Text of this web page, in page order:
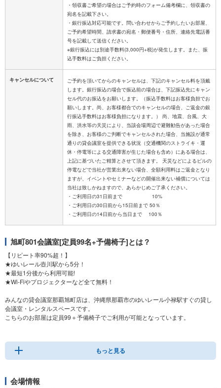
・領収書ご希望の場合はご予約時のフォーム備考欄に、領収書の
宛名を記載下さい。
・銀行振込対応可能です。問い合わせからご予約したいお部屋、
ご予約希望時間、請求書の宛名・郵便番号・住所、連絡先電話番
号を記載して送信ください。
※銀行振込には別途手数料(3,000円+税)が発生します。また、振
キャンセルについて
ご予約を頂いてからのキャンセルは、下記のキャンセル料を頂戴
します。銀行振込の場合で振込前の場合は、下記振込先にキャン
セル代のお振込をお願いします。（振込手数料はお客様負担でお
願いします。尚、お客様都合でのキャンセルの場合、ご返金の銀
行振込手数料はお客様負担になります。） 尚、地震、台風、大
雨、洪水等の天災により、当該会場周辺で避難勧告があった場合
を除き、お客様のご判断でキャンセルされた場合、当施設が通常
通りの貸会議室を提供できる状況（交通機関のストライキ・運
休・停電等による交通障害が生じた場合も含め）にある場合は、
上記に基づいたご精算とさせて頂きます。 天災などによるビルの
停電などで当社が営業出来ない場合、全額利用料はご返金となり
ますが、イベントやセミナーなどの開催出来ない補償については
当社は致しかねますので、あらかじめご了承ください。
・ご利用日の31日前まで 10%
・ご利用日の30日前から15日前まで 50％
旭町801会議室[定員99名+予備椅子]とは？
【リピート率90%超！】
★ゆいレール壺川駅から5分！
★最短1分後から利用可能!
★Wi-Fiやプロジェクターなど全て無料！
みんなの貸会議室那覇旭町店は、沖縄県那覇市のゆいレール小禄駅すぐの貸し
会議室・レンタルスペースです。
こちらのお部屋は定員99＋予備椅子でご利用が可能となっています。
もっと見る
会場情報